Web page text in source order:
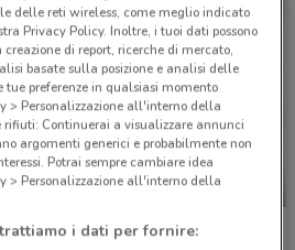
-1 GIORNO
Aldi
delle reti wireless, come meglio indicato
Privacy Policy. Inoltre, i tuoi dati possono
di report, ricerche di mercato,
basate sulla posizione e analisi delle
tue preferenze in qualsiasi momento
> Personalizzazione all'interno della
rifiuti: Continuerai a visualizzare annunci
argomenti generici e probabilmente non
Potrai sempre cambiare idea
> Personalizzazione all'interno della
i dati per fornire: